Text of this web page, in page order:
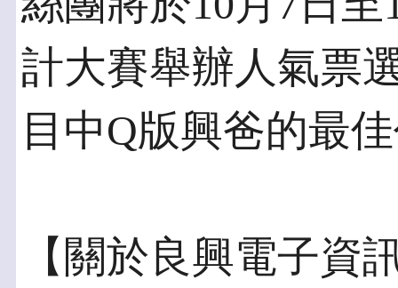
計大賽舉辦人氣票
目中Q版興爸的最
【關於良興電子資